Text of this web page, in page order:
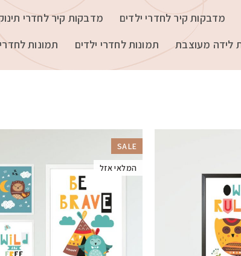
מדבקות קיר לחדרי ילדים מדבקות קיר לחדרי
לידה מעוצבת
תמונות לחדרי ילדים תמונות
SALE
המלאי אזל